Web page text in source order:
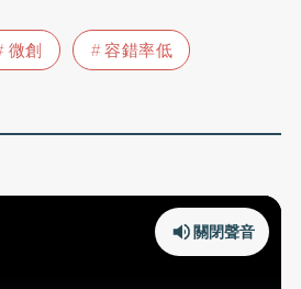
微創 容錯率低
關閉聲音